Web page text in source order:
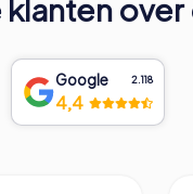
over
Google 2.118
4,4